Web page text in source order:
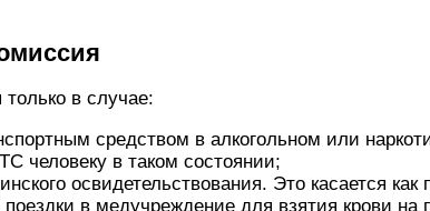
в случае:
средством в алкогольном или
человеку в таком состоянии;
освидетельствования. Это касается
поездки в медучреждение для взятия крови на